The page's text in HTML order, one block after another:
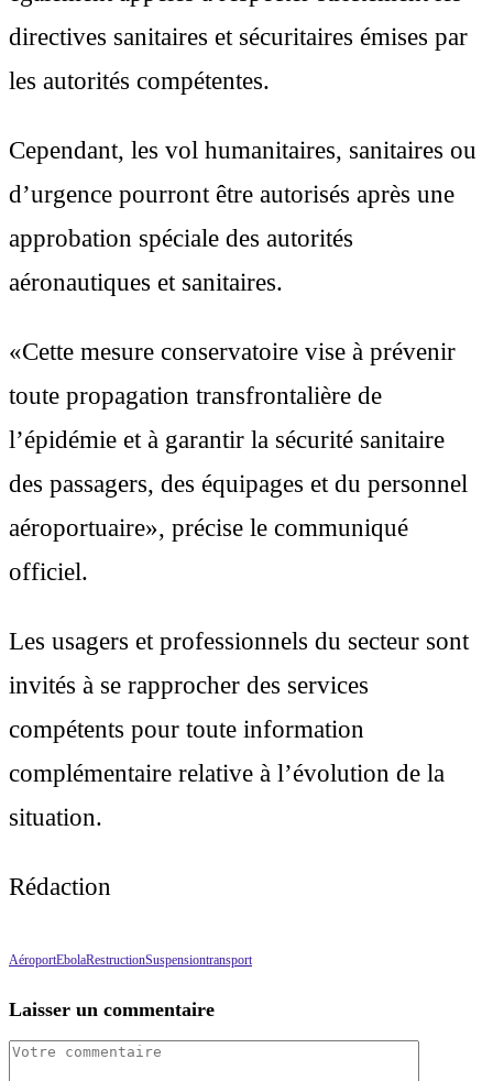
directives sanitaires et sécuritaires émises par
les autorités compétentes.
Cependant, les vol humanitaires, sanitaires ou
d’urgence pourront être autorisés après une
approbation spéciale des autorités
aéronautiques et sanitaires.
​«Cette mesure conservatoire vise à prévenir
toute propagation transfrontalière de
l’épidémie et à garantir la sécurité sanitaire
des passagers, des équipages et du personnel
aéroportuaire», précise le communiqué
officiel.
Les usagers et professionnels du secteur sont
invités à se rapprocher des services
compétents pour toute information
complémentaire relative à l’évolution de la
situation.
Rédaction
AéroportEbolaRestructionSuspensiontransport
Laisser un commentaire